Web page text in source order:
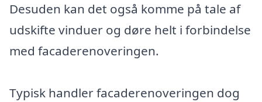
Desuden kan det også komme på tale af
udskifte vinduer og døre helt i forbindelse
med facaderenoveringen.
Typisk handler facaderenoveringen dog